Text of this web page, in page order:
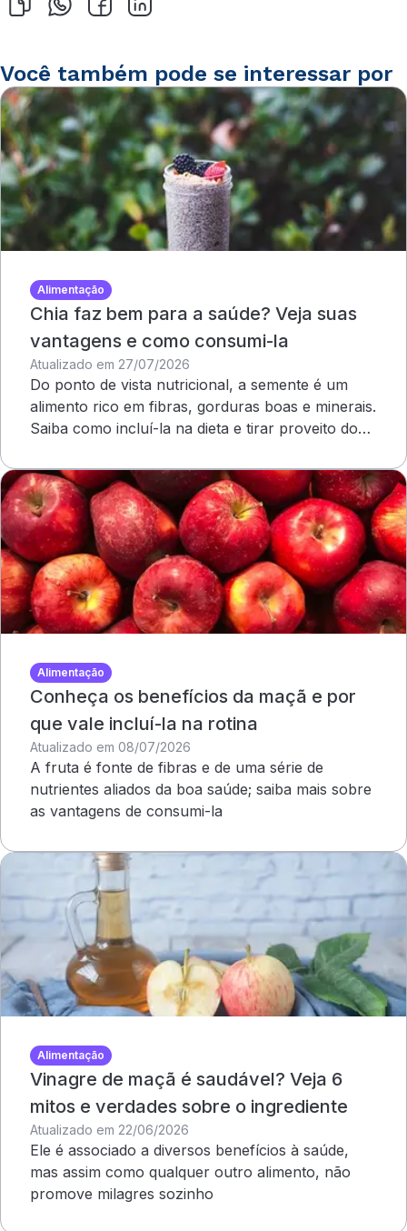
Você também pode se interessar por
Alimentação
Chia faz bem para a saúde? Veja suas
vantagens e como consumi-la
Atualizado em 27/07/2026
Do ponto de vista nutricional, a semente é um
alimento rico em fibras, gorduras boas e minerais.
Saiba como incluí-la na dieta e tirar proveito dos
Alimentação
Conheça os benefícios da maçã e por
que vale incluí-la na rotina
Atualizado em 08/07/2026
A fruta é fonte de fibras e de uma série de
nutrientes aliados da boa saúde; saiba mais sobre
as vantagens de consumi-la
Alimentação
Vinagre de maçã é saudável? Veja 6
mitos e verdades sobre o ingrediente
Atualizado em 22/06/2026
Ele é associado a diversos benefícios à saúde,
mas assim como qualquer outro alimento, não
promove milagres sozinho